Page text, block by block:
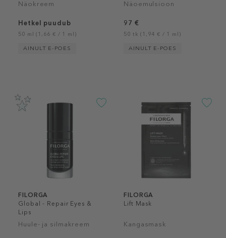
Näokreem
Hetkel puudub
50 ml (1,66 € / 1 ml)
AINULT E-POES
Näoemulsioon
97 €
50 tk (1,94 € / 1 ml)
AINULT E-POES
FILORGA
Global - Repair Eyes &
Lips
Huule- ja silmakreem
FILORGA
Lift Mask
Kangasmask